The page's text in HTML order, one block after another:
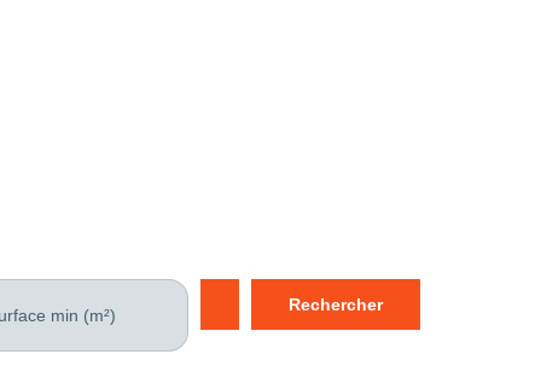
min (m²)
Rechercher